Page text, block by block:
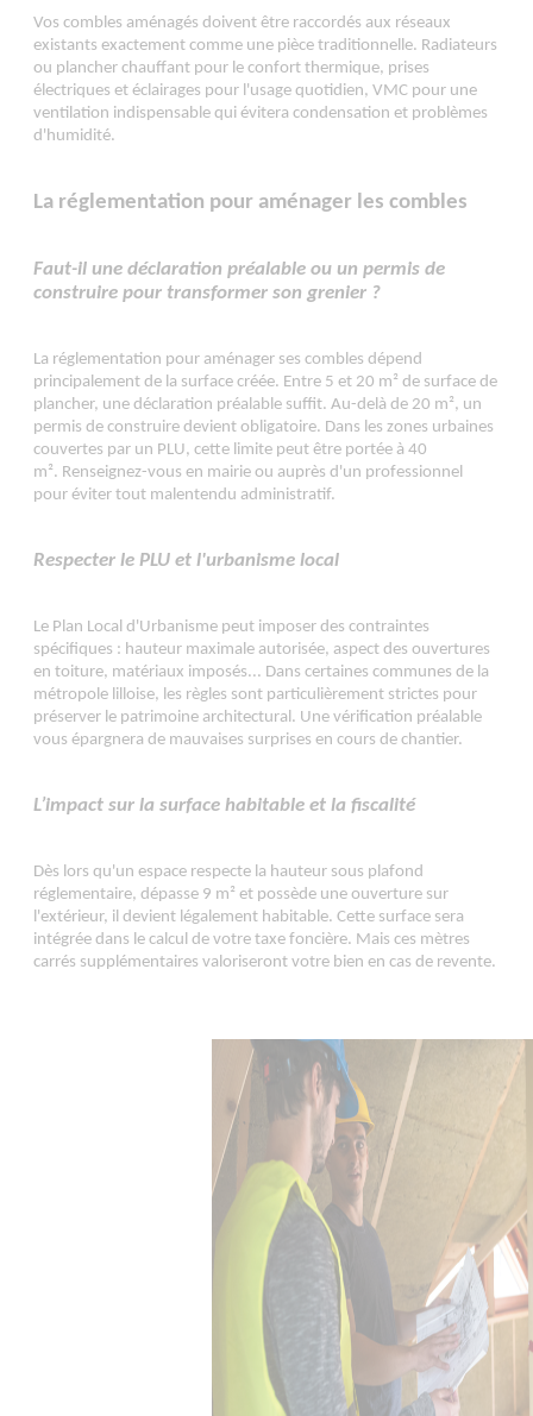
Vos combles aménagés doivent être raccordés aux réseaux
existants exactement comme une pièce traditionnelle. Radiateurs
ou plancher chauffant pour le confort thermique, prises
électriques et éclairages pour l'usage quotidien, VMC pour une
ventilation indispensable qui évitera condensation et problèmes
d'humidité.
La réglementation pour aménager les combles
Faut-il une déclaration préalable ou un permis de
construire pour transformer son grenier ?
La réglementation pour aménager ses combles dépend
principalement de la surface créée. Entre 5 et 20 m² de surface de
plancher, une déclaration préalable suffit. Au-delà de 20 m², un
permis de construire devient obligatoire. Dans les zones urbaines
couvertes par un PLU, cette limite peut être portée à 40
m². Renseignez-vous en mairie ou auprès d'un professionnel
pour éviter tout malentendu administratif.
Respecter le PLU et l'urbanisme local
Le Plan Local d'Urbanisme peut imposer des contraintes
spécifiques : hauteur maximale autorisée, aspect des ouvertures
en toiture, matériaux imposés... Dans certaines communes de la
métropole lilloise, les règles sont particulièrement strictes pour
préserver le patrimoine architectural. Une vérification préalable
vous épargnera de mauvaises surprises en cours de chantier.
L’impact sur la surface habitable et la fiscalité
Dès lors qu'un espace respecte la hauteur sous plafond
réglementaire, dépasse 9 m² et possède une ouverture sur
l'extérieur, il devient légalement habitable. Cette surface sera
intégrée dans le calcul de votre taxe foncière. Mais ces mètres
carrés supplémentaires valoriseront votre bien en cas de revente.